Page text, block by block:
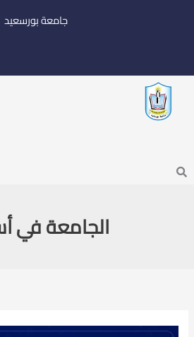
جامعة بورسعيد
Search
الجامعة في